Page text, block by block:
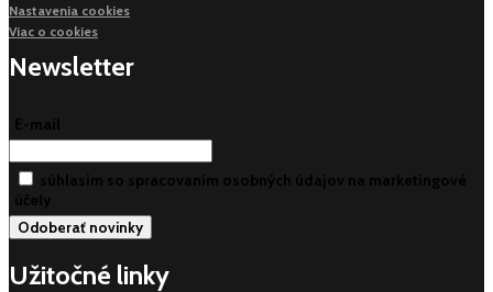
Nastavenia cookies
Viac o cookies
Newsletter
E-mail
súhlasim so spracovaním osobných údajov na marketingové
účely
Užitočné linky